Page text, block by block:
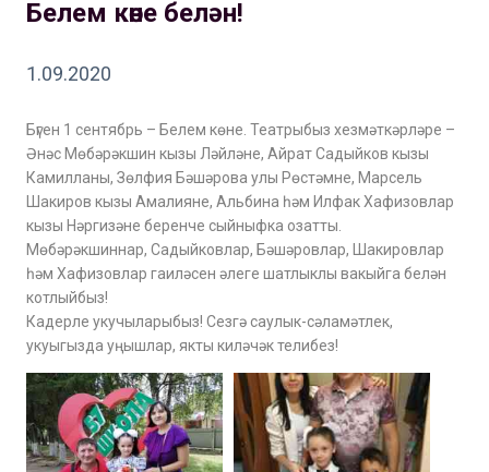
Белем көне белән!
1.09.2020
Бүген 1 сентябрь – Белем көне. Театрыбыз хезмәткәрләре –
Әнәс Мөбәрәкшин кызы Ләйләне, Айрат Садыйков кызы
Камилланы, Зөлфия Бәшәрова улы Рөстәмне, Марсель
Шакиров кызы Амалияне, Альбина һәм Илфак Хафизовлар
кызы Нәргизәне беренче сыйныфка озатты.
Мөбәрәкшиннар, Садыйковлар, Бәшәровлар, Шакировлар
һәм Хафизовлар гаиләсен әлеге шатлыклы вакыйга белән
котлыйбыз!
Кадерле укучыларыбыз! Сезгә саулык-сәламәтлек,
укуыгызда уңышлар, якты киләчәк телибез!